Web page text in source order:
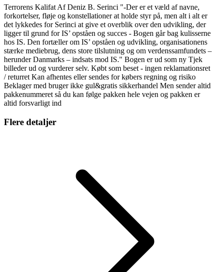
Terrorens Kalifat Af Deniz B. Serinci "-Der er et væld af navne,
forkortelser, fløje og konstellationer at holde styr på, men alt i alt er
det lykkedes for Serinci at give et overblik over den udvikling, der
ligger til grund for IS’ opståen og succes - Bogen går bag kulisserne
hos IS. Den fortæller om IS’ opståen og udvikling, organisationens
stærke mediebrug, dens store tilslutning og om verdenssamfundets –
herunder Danmarks – indsats mod IS." Bogen er ud som ny Tjek
billeder ud og vurderer selv. Købt som beset - ingen reklamationsret
/ returret Kan afhentes eller sendes for købers regning og risiko
Beklager med bruger ikke gul&gratis sikkerhandel Men sender altid
pakkenummeret så du kan følge pakken hele vejen og pakken er
altid forsvarligt ind
Flere detaljer